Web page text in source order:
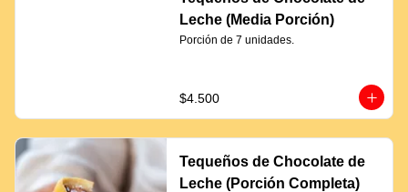
Leche (Media Porción)
Porción de 7 unidades.
$4.500
Tequeños de Chocolate de
Leche (Porción Completa)